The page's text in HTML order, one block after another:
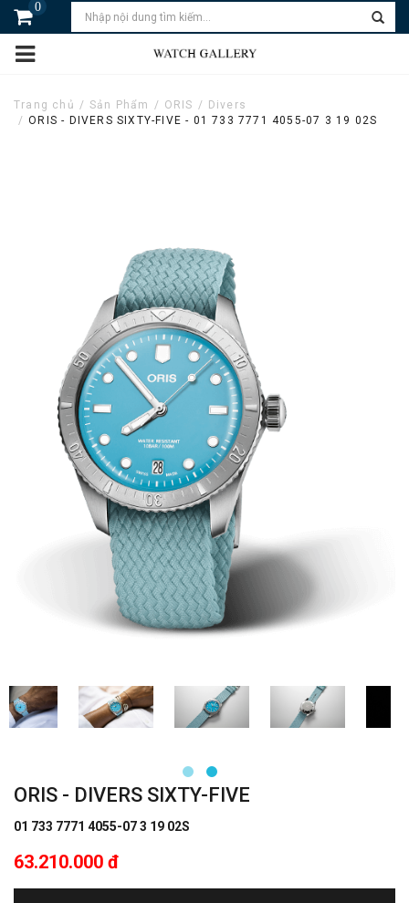
0
Trang chủ Sản Phẩm ORIS
Divers
ORIS - DIVERS SIXTY-FIVE - 01 733 7771 4055-07 3 19 02S
ORIS - DIVERS SIXTY-FIVE
01 733 7771 4055-07 3 19 02S
63.210.000 đ